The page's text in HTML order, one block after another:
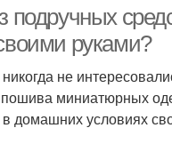
подручных
руками?
не
пошива миниатюрных
домашних условиях